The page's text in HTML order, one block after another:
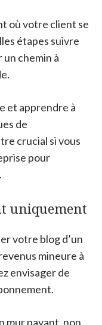
où votre client se
étapes suivre
chemin à
et apprendre à
de
crucial si vous
pour
uniquement
votre blog d’un
mineure à
envisager de
mur payant, non